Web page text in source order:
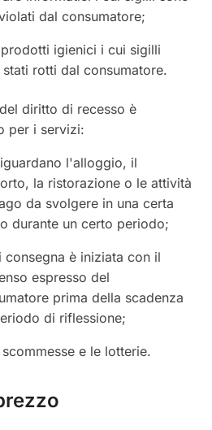
dal consumatore;
igienici i cui sigilli
stati rotti dal consumatore.
diritto di recesso è
per i servizi:
l'alloggio, il
la ristorazione o le attività
da svolgere in una certa
durante un certo periodo;
consegna è iniziata con il
espresso del
prima della scadenza
di riflessione;
scommesse e le lotterie.